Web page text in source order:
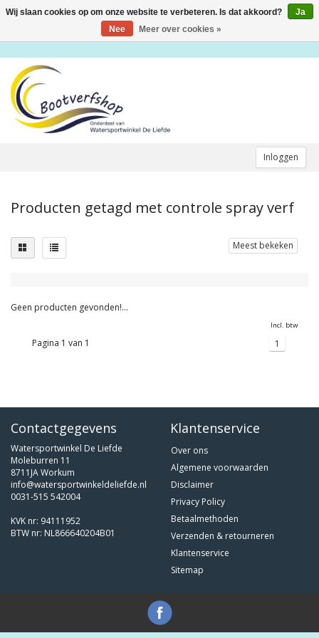
Inloggen
Toggle
Producten getagd met controle spray verf
Meest bekeken
Geen producten gevonden!...
Incl. btw
Pagina 1 van 1 1
Contactgegevens
Watersportwinkel De Liefde
Moleburren 11
8711JA Workum
info@watersportwinkeldeliefde.nl
0031-515 542004
KVK nr: 94111952
BTW nr: NL866640204B01
Klantenservice
Over ons
Algemene voorwaarden
Disclaimer
Privacy Policy
Betaalmethoden
Verzenden & retourneren
Klantenservice
Sitemap
Wij slaan cookies op om onze website te verbeteren. Is dat akkoord?
Ja
Nee
Meer over cookies »